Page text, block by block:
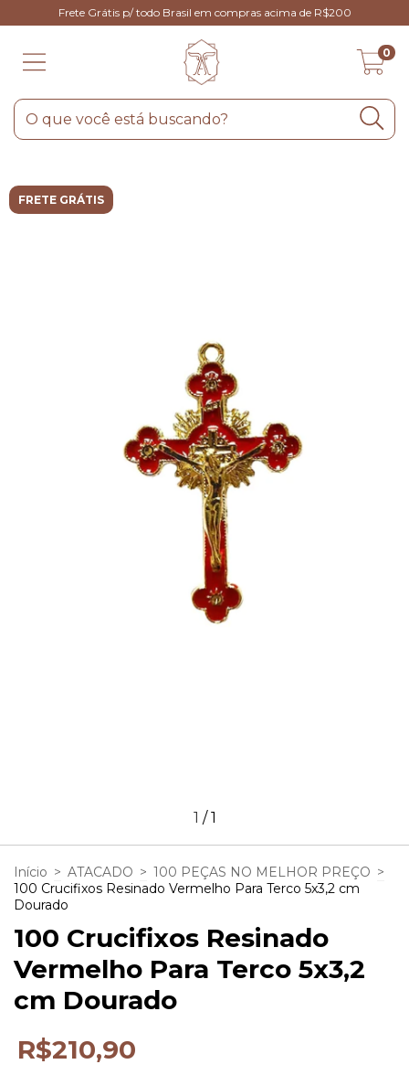
Frete Grátis p/ todo Brasil em compras acima de R$200
0
FRETE GRÁTIS
1 /1
Início > ATACADO > 100 PEÇAS NO MELHOR PREÇO >
100 Crucifixos Resinado Vermelho Para Terco 5x3,2 cm
Dourado
100 Crucifixos Resinado
Vermelho Para Terco 5x3,2
cm Dourado
R$210,90